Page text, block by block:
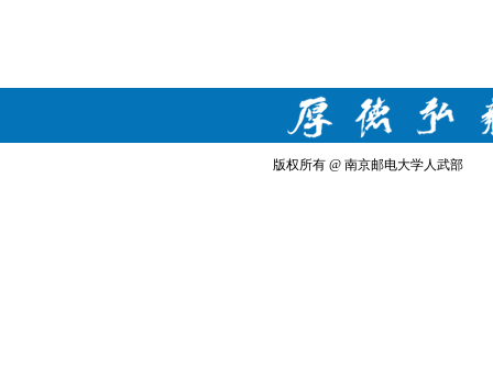
版权所有 @ 南京邮电大学人武